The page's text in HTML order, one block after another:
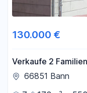
130.000 €
Verkaufe 2 Familien
66851 Bann